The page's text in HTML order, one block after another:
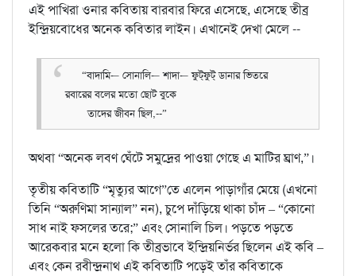
এই পাখিরা ওনার কবিতায় বারবার ফিরে এসেছে, এসেছে তীব্র
ইন্দ্রিয়বোধের অনেক কবিতার লাইন। এখানেই দেখা মেলে --
“বাদামি-– সোনালি-– শাদা-– ফুট্‌ফুট্‌ ডানার ভিতরে
রবারের বলের মতো ছোট বুকে
তাদের জীবন ছিল,--”
অথবা “অনেক লবণ ঘেঁটে সমুদ্রের পাওয়া গেছে এ মাটির ঘ্রাণ,”।
তৃতীয় কবিতাটি “মৃত্যুর আগে”তে এলেন পাড়াগাঁর মেয়ে (এখনো
তিনি “অরুণিমা সান্যাল” নন), চুপে দাঁড়িয়ে থাকা চাঁদ – “কোনো
সাধ নাই ফসলের তরে;” এবং সোনালি চিল। পড়তে পড়তে
আরেকবার মনে হলো কি তীব্রভাবে ইন্দ্রিয়নির্ভর ছিলেন এই কবি –
এবং কেন রবীন্দ্রনাথ এই কবিতাটি পড়েই তাঁর কবিতাকে